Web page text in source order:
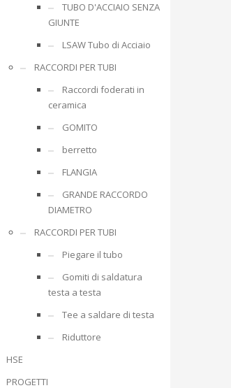
TUBO D'ACCIAIO SENZA
GIUNTE
LSAW Tubo di Acciaio
RACCORDI PER TUBI
Raccordi foderati in
ceramica
GOMITO
berretto
FLANGIA
GRANDE RACCORDO
DIAMETRO
RACCORDI PER TUBI
Piegare il tubo
Gomiti di saldatura
testa a testa
Tee a saldare di testa
Riduttore
HSE
PROGETTI